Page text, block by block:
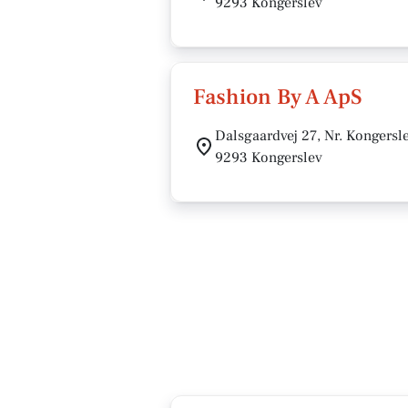
Fashion By A ApS
Dalsgaardvej 27, Nr.
9293 Kongerslev